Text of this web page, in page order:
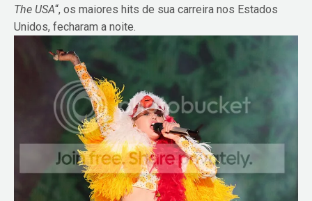
The USA“, os maiores hits de sua carreira nos Estados
Unidos, fecharam a noite.